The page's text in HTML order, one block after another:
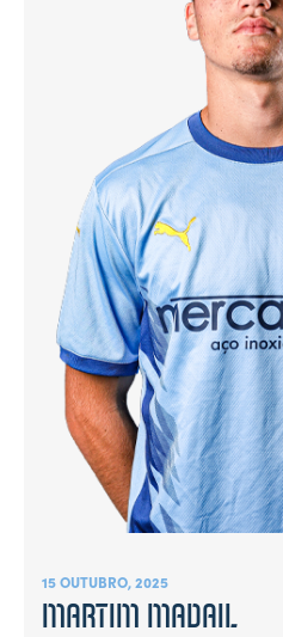
15 OUTUBRO, 2025
MARTIM MADAIL